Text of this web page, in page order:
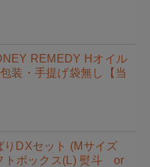
REMEDY Hオイル
装・手提げ袋無し【当
DXセット (Mサイズ
トボックス(L) 熨斗 or